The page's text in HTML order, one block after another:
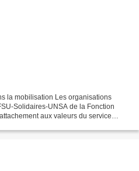
la mobilisation Les organisations
Solidaires-UNSA de la Fonction
aux valeurs du service